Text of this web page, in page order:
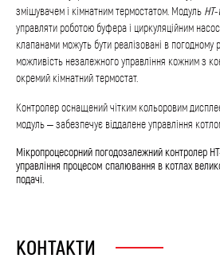
змішувачем і кімнатним термостатом. Модуль
управляти роботою буфера і циркуляційним
клапанами можуть бути реалізовані в погодному
можливість незалежного управління кожним з
окремий кімнатний термостат.
Контролер оснащений чітким кольоровим
модуль – забезпечує віддалене управління
Мікропроцесорний погодозалежний контролер
управління процесом спалювання в котлах
подачі.
КОНТАКТИ